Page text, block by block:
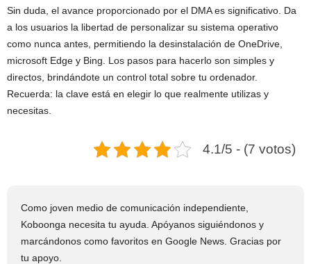
Sin duda, el avance proporcionado por el DMA es significativo. Da
a los usuarios la libertad de personalizar su sistema operativo
como nunca antes, permitiendo la desinstalación de OneDrive,
microsoft Edge y Bing. Los pasos para hacerlo son simples y
directos, brindándote un control total sobre tu ordenador.
Recuerda: la clave está en elegir lo que realmente utilizas y
necesitas.
4.1/5 - (7 votos)
Como joven medio de comunicación independiente,
Koboonga necesita tu ayuda. Apóyanos siguiéndonos y
marcándonos como favoritos en Google News. Gracias por
tu apoyo.